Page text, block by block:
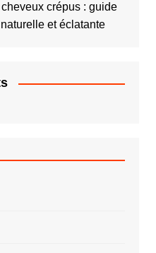
crépus : guide
et éclatante